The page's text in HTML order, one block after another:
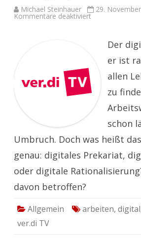
Michael Steinhauer 29.
Kommentare deaktiviertfür
arbeitenDer
er ist
allen
zu
schon
Umbruch. Doch was heißt
genau: digitales Prekariat,
oder digitale
davon betroffen?
Allgemein arbeiten, digital
ver.di TV